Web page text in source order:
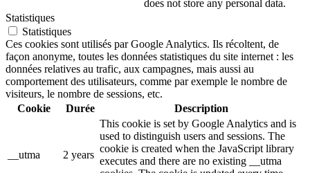
does not store any personal data.
Statistiques
Statistiques
Ces cookies sont utilisés par Google Analytics. Ils récoltent, de
façon anonyme, toutes les données statistiques du site internet : les
données relatives au trafic, aux campagnes, mais aussi au
comportement des utilisateurs, comme par exemple le nombre de
visiteurs, le nombre de sessions, etc.
Cookie
Durée Description
__utma 2 years
This cookie is set by Google Analytics and is
used to distinguish users and sessions. The
cookie is created when the JavaScript library
executes and there are no existing __utma